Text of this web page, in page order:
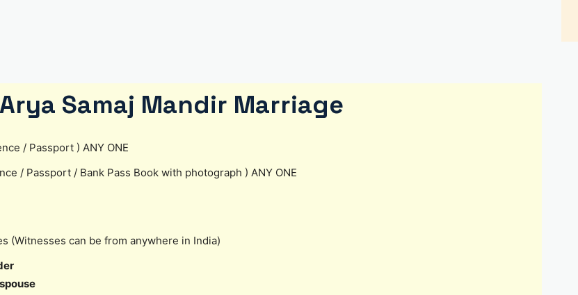
Samaj Mandir Marriage
/ Passport ) ANY ONE
/ Passport / Bank Pass Book with photograph ) ANY ONE
(Witnesses can be from anywhere in India)